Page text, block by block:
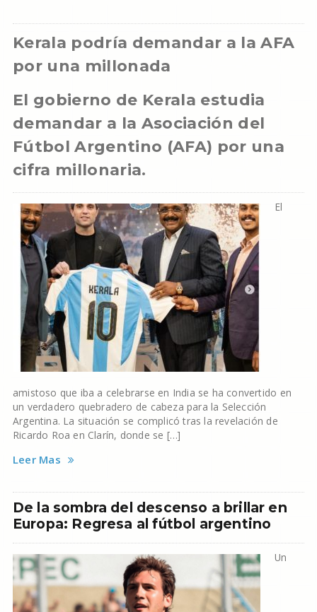
Kerala podría demandar a la AFA
por una millonada
El gobierno de Kerala estudia
demandar a la Asociación del
Fútbol Argentino (AFA) por una
cifra millonaria.
El
amistoso que iba a celebrarse en India se ha convertido en
un verdadero quebradero de cabeza para la Selección
Argentina. La situación se complicó tras la revelación de
Ricardo Roa en Clarín, donde se […]
Leer Mas
De la sombra del descenso a brillar en
Europa: Regresa al fútbol argentino
Un